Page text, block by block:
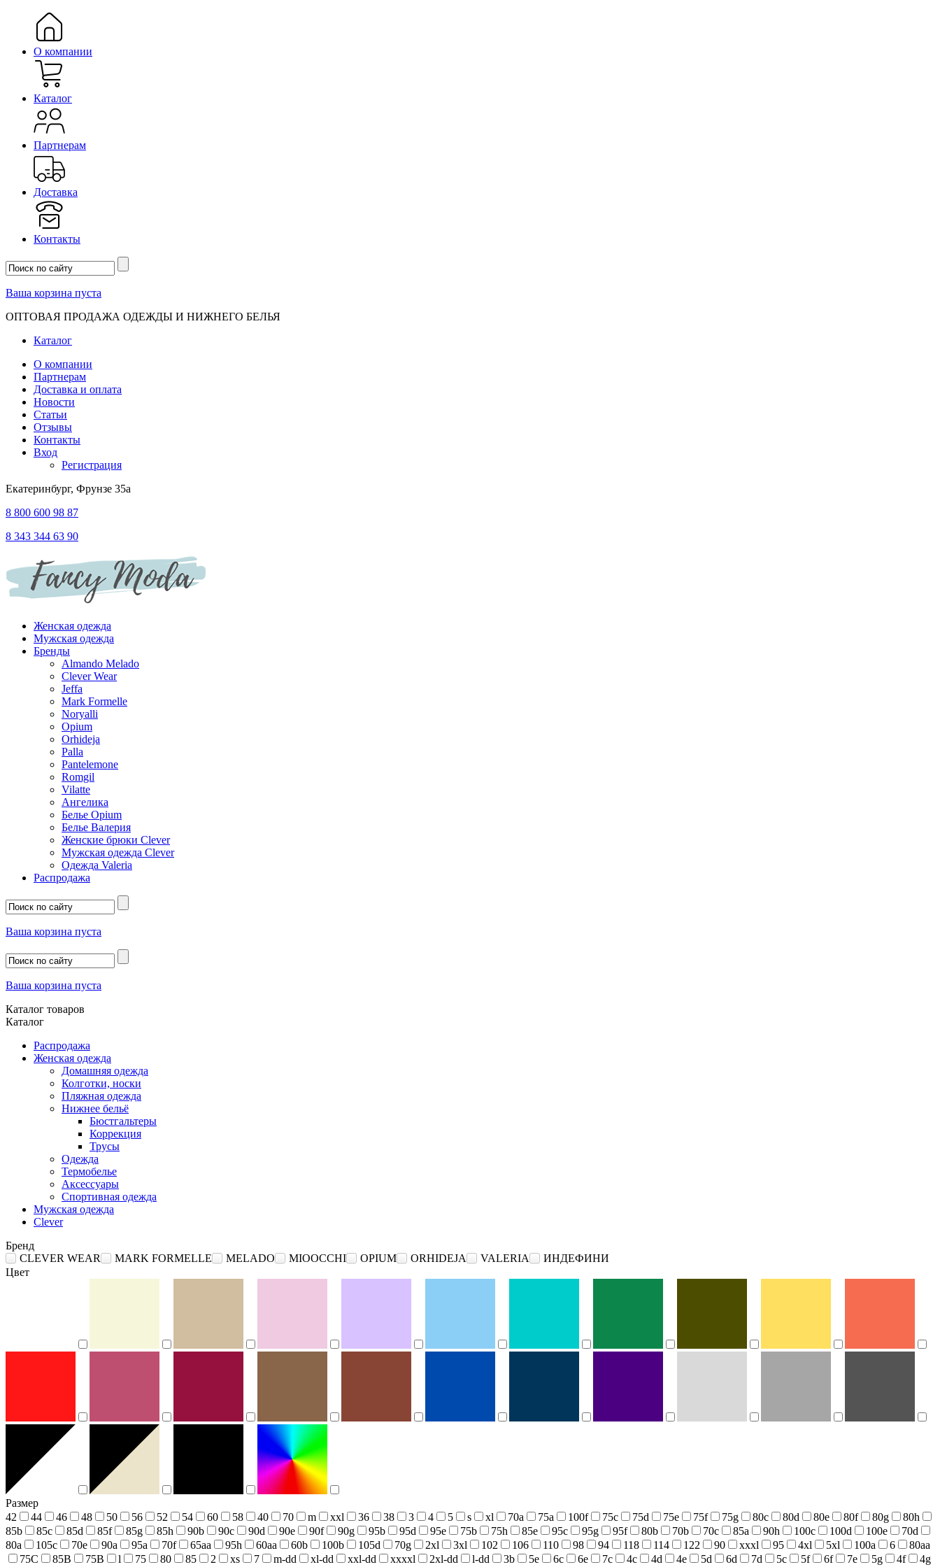
О компании
Каталог
Партнерам
Доставка
Контакты
Ваша корзина пуста
ОПТОВАЯ ПРОДАЖА ОДЕЖДЫ И НИЖНЕГО БЕЛЬЯ
Каталог
О компании
Партнерам
Доставка и оплата
Новости
Статьи
Отзывы
Контакты
Вход
Регистрация
Екатеринбург, Фрунзе 35а
8 800 600 98 87
8 343 344 63 90
Женская одежда
Мужская одежда
Бренды
Almando Melado
Clever Wear
Jeffa
Mark Formelle
Noryalli
Opium
Orhideja
Palla
Pantelemone
Romgil
Vilatte
Ангелика
Белье Opium
Белье Валерия
Женские брюки Clever
Мужская одежда Clever
Одежда Valeria
Распродажа
Ваша корзина пуста
Ваша корзина пуста
Каталог товаров
Каталог
Распродажа
Женская одежда
Домашняя одежда
Колготки, носки
Пляжная одежда
Нижнее бельё
Бюстгальтеры
Коррекция
Трусы
Одежда
Термобелье
Аксессуары
Спортивная одежда
Мужская одежда
Clever
Бренд
CLEVER WEAR
MARK FORMELLE MELADO MIOOCCHI OPIUM ORHIDEJA VALERIA
ИНДЕФИНИ
Цвет
Размер
42
44 46 48 50 56 52 54 60 58 40 70 m xxl 36 38 3 4 5 s xl 70a 75a 100f 75c 75d 75e 75f 75g 80c 80d 80e 80f 80g
80h
85b
85c 85d 85f 85g 85h 90b 90c 90d 90e 90f 90g 95b 95d 95e 75b 75h 85e 95c 95g 95f 80b 70b 70c 85a 90h 100c 100d 100e
70d
80a
105c 70e 90a 95a 70f 65aa 95h 60aa 60b 100b 105d 70g 2xl 3xl 102 106 110 98 94 118 114 122 90 xxxl 95 4xl 5xl 100a 6
80aa
75С
85В 75В l 75 80 85 2 xs 7 m-dd xl-dd xxl-dd xxxxl 2xl-dd l-dd 3b 5e 6c 6e 7c 4c 4d 4e 5d 6d 7d 5c 5f 6f 7e 5g 4f
4g